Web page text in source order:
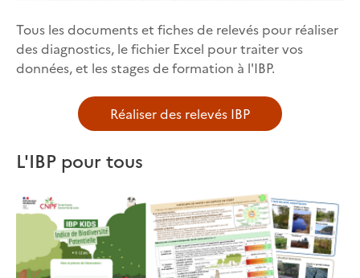
Tous les documents et fiches de relevés pour réaliser
des diagnostics, le fichier Excel pour traiter vos
données, et les stages de formation à l'IBP.
Réaliser des relevés IBP
L'IBP pour tous